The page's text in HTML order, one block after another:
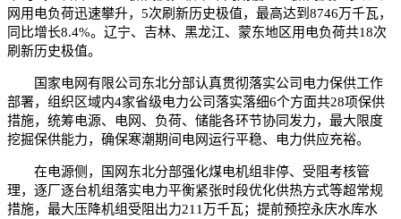
网用电负荷迅速攀升，5次刷新历史极值，最高达到8746万千瓦，
同比增长8.4%。辽宁、吉林、黑龙江、蒙东地区用电负荷共18次
刷新历史极值。
国家电网有限公司东北分部认真贯彻落实公司电力保供工作
部署，组织区域内4家省级电力公司落实落细6个方面共28项保供
措施，统筹电源、电网、负荷、储能各环节协同发力，最大限度
挖掘保供能力，确保寒潮期间电网运行平稳、电力供应充裕。
在电源侧，国网东北分部强化煤电机组非停、受阻考核管
理，逐厂逐台机组落实电力平衡紧张时段优化供热方式等超常规
措施，最大压降机组受阻出力211万千瓦；提前预控永庆水库水